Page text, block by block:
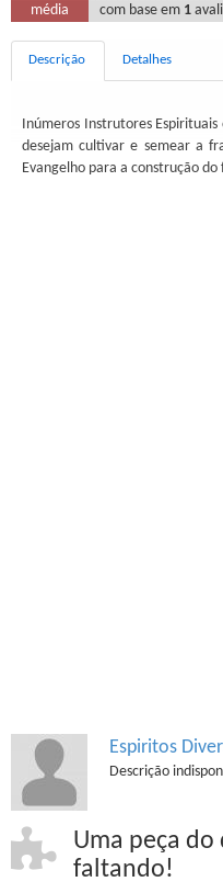
média com base em 1
Descrição Detalhes
Inúmeros Instrutores
desejam cultivar e semear a
Evangelho para a construção do
Espiritos
Descrição
Uma peça do
faltando!